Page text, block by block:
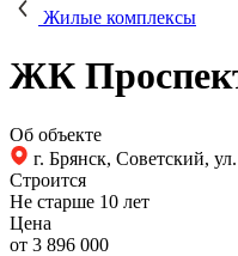
Жилые комплексы
ЖК
Об объекте
г. Брянск, Советский,
Строится
Не старше 10 лет
Цена
от 3 896 000